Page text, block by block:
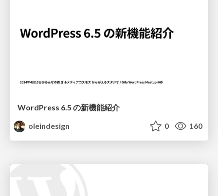
WordPress 6.5 の新機能紹介
oleindesign
0 160